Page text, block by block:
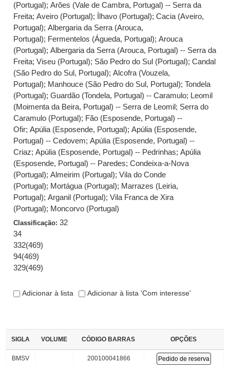
(Portugal);Arões (Vale de Cambra, Portugal) -- Serra da
Freita;Aveiro (Portugal); Ílhavo (Portugal);Cacia (Aveiro,
Portugal);Albergaria da Serra (Arouca,
Portugal); Fermentelos (Águeda, Portugal);Arouca
(Portugal);Albergaria da Serra (Arouca, Portugal) -- Serra da
Freita;Viseu (Portugal); São Pedro do Sul (Portugal);Candal
(São Pedro do Sul, Portugal);Alcofra (Vouzela,
Portugal); Manhouce (São Pedro do Sul, Portugal);Tondela
(Portugal);Guardão (Tondela, Portugal) -- Caramulo; Leomil
(Moimenta da Beira, Portugal) -- Serra de Leomil; Serra do
Caramulo (Portugal); Fão (Esposende, Portugal) --
Ofir;Apúlia (Esposende, Portugal);Apúlia (Esposende,
Portugal) -- Cedovem;Apúlia (Esposende, Portugal) --
Criaz;Apúlia (Esposende, Portugal) -- Pedrinhas;Apúlia
(Esposende, Portugal) -- Paredes;Condeixa-a-Nova
(Portugal);Almeirim (Portugal);Vila do Conde
(Portugal); Mortágua (Portugal); Marrazes (Leiria,
Portugal);Arganil (Portugal);Vila Franca de Xira
(Portugal); Moncorvo (Portugal)
Classificação:32
34
332(469)
94(469)
329(469)
Adicionar à lista Adicionar à lista 'Com interesse'
SIGLA VOLUME CÓDIGO BARRAS OPÇÕES
BMSV 200100041866 Pedido de reserva